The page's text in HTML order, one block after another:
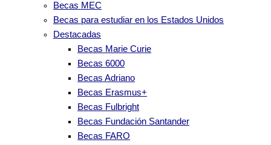
Becas MEC
Becas para estudiar en los Estados Unidos
Destacadas
Becas Marie Curie
Becas 6000
Becas Adriano
Becas Erasmus+
Becas Fulbright
Becas Fundación Santander
Becas FARO